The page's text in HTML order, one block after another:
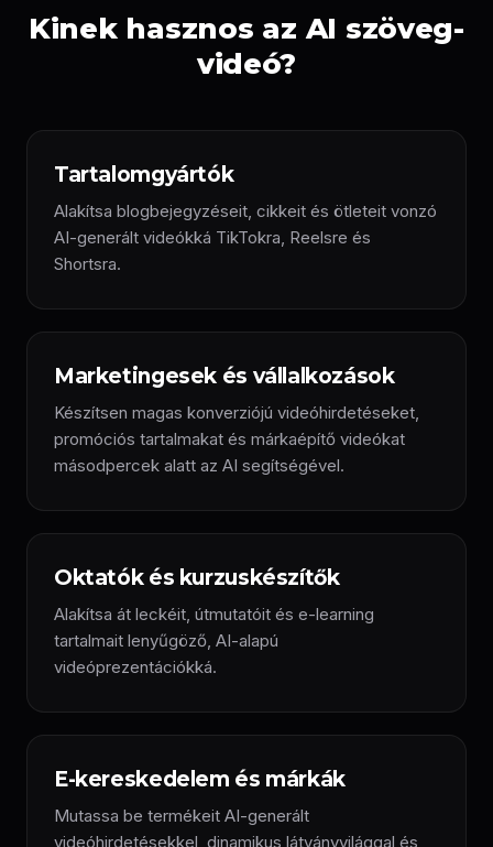
Kinek hasznos az AI szöveg-
videó?
Tartalomgyártók
Alakítsa blogbejegyzéseit, cikkeit és ötleteit vonzó
AI-generált videókká TikTokra, Reelsre és
Shortsra.
Marketingesek és vállalkozások
Készítsen magas konverziójú videóhirdetéseket,
promóciós tartalmakat és márkaépítő videókat
másodpercek alatt az AI segítségével.
Oktatók és kurzuskészítők
Alakítsa át leckéit, útmutatóit és e-learning
tartalmait lenyűgöző, AI-alapú
videóprezentációkká.
E-kereskedelem és márkák
Mutassa be termékeit AI-generált
videóhirdetésekkel, dinamikus látványvilággal és